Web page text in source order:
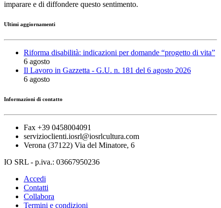
imparare e di diffondere questo sentimento.
Ultimi aggiornamenti
Riforma disabilità: indicazioni per domande “progetto di vita”
6 agosto
Il Lavoro in Gazzetta - G.U. n. 181 del 6 agosto 2026
6 agosto
Informazioni di contatto
Fax +39 0458004091
servizioclienti.iosrl@iosrlcultura.com
Verona (37122) Via del Minatore, 6
IO SRL - p.iva.: 03667950236
Accedi
Contatti
Collabora
Termini e condizioni